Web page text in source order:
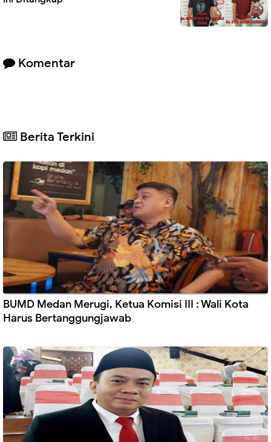
Komentar
Berita Terkini
BUMD Medan Merugi, Ketua Komisi III : Wali Kota
Harus Bertanggungjawab